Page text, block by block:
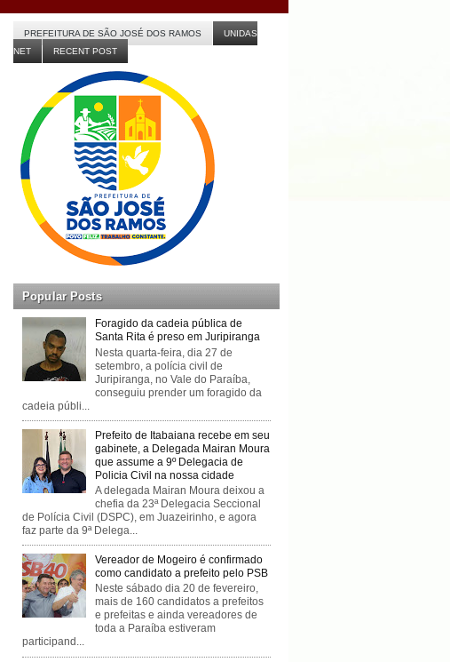
PREFEITURA DE SÃO JOSÉ DOS RAMOS
UNIDAS
NET
RECENT POST
Popular Posts
Foragido da cadeia pública de
Santa Rita é preso em Juripiranga
Nesta quarta-feira, dia 27 de
setembro, a polícia civil de
Juripiranga, no Vale do Paraíba,
conseguiu prender um foragido da
cadeia públi...
Prefeito de Itabaiana recebe em seu
gabinete, a Delegada Mairan Moura
que assume a 9º Delegacia de
Policia Civil na nossa cidade
A delegada Mairan Moura deixou a
chefia da 23ª Delegacia Seccional
de Polícia Civil (DSPC), em Juazeirinho, e agora
faz parte da 9ª Delega...
Vereador de Mogeiro é confirmado
como candidato a prefeito pelo PSB
Neste sábado dia 20 de fevereiro,
mais de 160 candidatos a prefeitos
e prefeitas e ainda vereadores de
toda a Paraíba estiveram
participand...